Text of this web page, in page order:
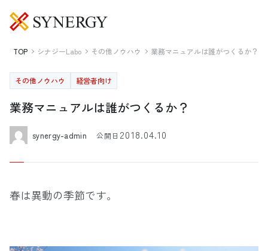
TOP シナジーLabo その他ノウハウ 業務マニュアルは誰がつくるか？
その他ノウハウ 経営者向け
業務マニュアルは誰がつくるか？
synergy-admin 公開日 2018.04.10
春は異動の季節です。